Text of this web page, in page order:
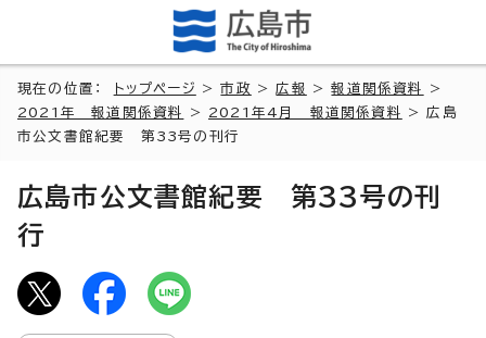
現在の位置： トップページ >市政 >広報 >報道関係資料
>
2021年 報道関係資料
> 2021年4月 報道関係資料
> 広島
市公文書館紀要 第33号の刊行
広島市公文書館紀要 第33号の刊
行